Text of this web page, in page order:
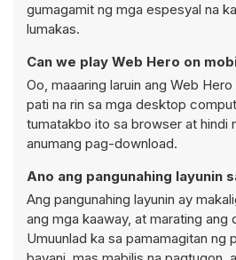
gumagamit ng mga espesyal na
lumakas.
Can we play Web Hero on
Oo, maaaring laruin ang Web
pati na rin sa mga desktop
tumatakbo ito sa browser at hindi
anumang pag-download.
Ano ang pangunahing layunin
Ang pangunahing layunin ay
ang mga kaaway, at marating ang
Umuunlad ka sa pamamagitan ng